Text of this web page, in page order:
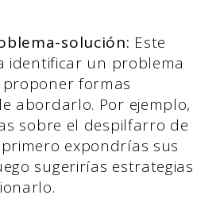
solución: Este
identificar un problema
formas
abordarlo. Por ejemplo,
sobre el despilfarro de
expondrías sus
sugerirías estrategias